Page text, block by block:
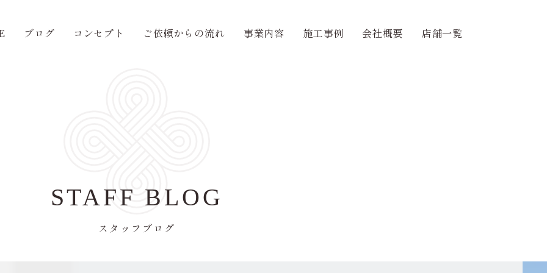
ブログ コンセプト ご依頼からの流れ 事業内容 施工事例 会社概要 店舗一覧
STAFF BLOG
スタッフブログ